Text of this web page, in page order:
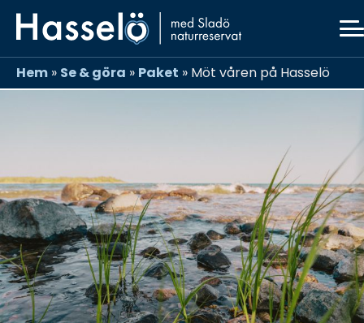
Skip
navigation
Skip
content
Skip
sidebar
Skip
Hem » Se & göra » Paket » Möt våren på Hasselö